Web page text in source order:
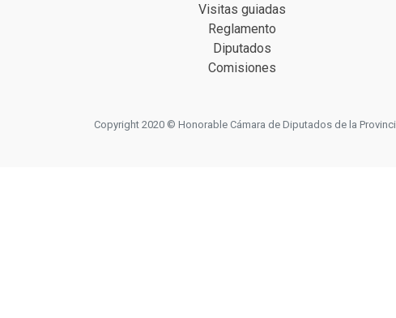
Visitas guiadas
Reglamento
Diputados
Comisiones
Copyright 2020 © Honorable Cámara de Diputados de la